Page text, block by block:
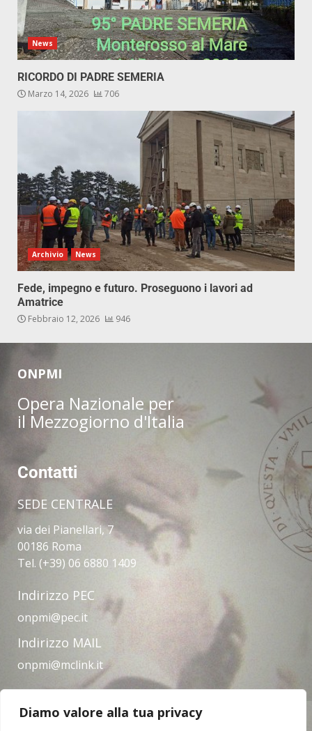
Diamo valore alla tua privacy
News
RICORDO DI PADRE SEMERIA
Marzo 14, 2026 706
Archivio News
Fede, impegno e futuro. Proseguono i lavori ad
Amatrice
Febbraio 12, 2026 946
ONPMI
Opera Nazionale per
il Mezzogiorno d'Italia
Contatti
SEDE CENTRALE
via dei Pianellari, 7
00186 Roma
Tel. (+39) 06 6880 1409
Indirizzo PEC
onpmi@pec.it
Indirizzo MAIL
onpmi@mclink.it
Amministrazione trasparente
Privacy Policy